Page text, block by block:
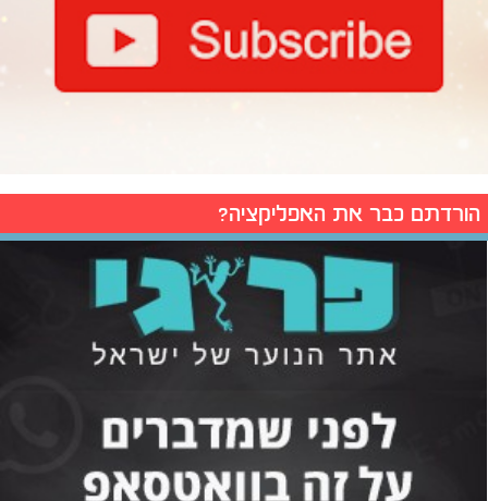
הורדתם כבר את האפליקציה?